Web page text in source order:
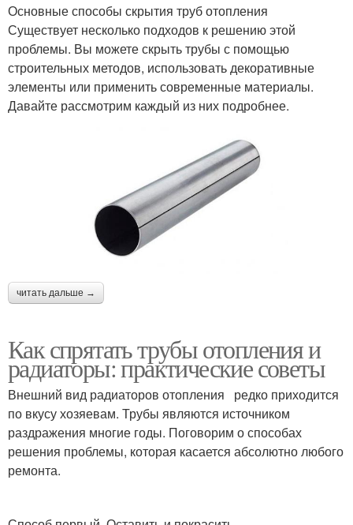
Основные способы скрытия труб отопления
Существует несколько подходов к решению этой
проблемы. Вы можете скрыть трубы с помощью
строительных методов, использовать декоративные
элементы или применить современные материалы.
Давайте рассмотрим каждый из них подробнее.
читать дальше →
Как спрятать трубы отопления и
радиаторы: практические советы
Внешний вид радиаторов отопления редко приходится
по вкусу хозяевам. Трубы являются источником
раздражения многие годы. Поговорим о способах
решения проблемы, которая касается абсолютно любого
ремонта.